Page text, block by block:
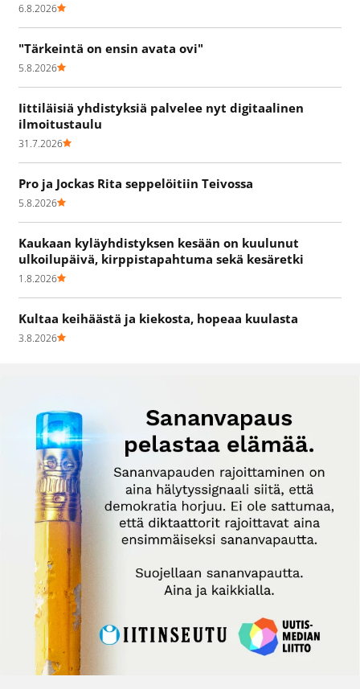
6.8.2026
"Tärkeintä on ensin avata ovi"
5.8.2026
Iittiläisiä yhdistyksiä palvelee nyt digitaalinen
ilmoitustaulu
31.7.2026
Pro ja Jockas Rita seppelöitiin Teivossa
5.8.2026
Kaukaan kyläyhdistyksen kesään on kuulunut
ulkoilupäivä, kirppistapahtuma sekä kesäretki
1.8.2026
Kultaa keihäästä ja kiekosta, hopeaa kuulasta
3.8.2026